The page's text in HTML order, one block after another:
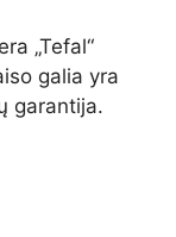
„Tefal“
galia yra
garantija.